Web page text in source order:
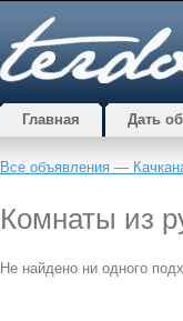
Главная Дать
Все объявления —
Комнаты из
Не найдено ни одного